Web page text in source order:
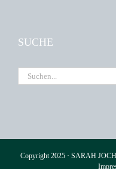
SUCHE
Suche
Copyright 2025 · SARAH